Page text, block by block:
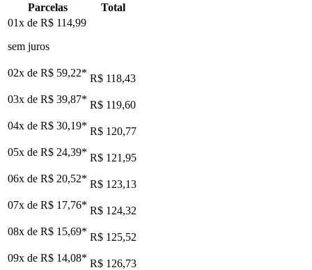
Parcelas
Total
01x de R$ 114,99
sem juros
02x de R$ 59,22* R$ 118,43
03x de R$ 39,87* R$ 119,60
04x de R$ 30,19* R$ 120,77
05x de R$ 24,39* R$ 121,95
06x de R$ 20,52* R$ 123,13
07x de R$ 17,76* R$ 124,32
08x de R$ 15,69* R$ 125,52
09x de R$ 14,08* R$ 126,73